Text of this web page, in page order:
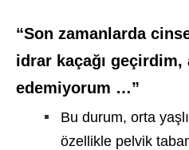
“Son zamanlarda
idrar kaçağı geçirdim,
edemiyorum …”
Bu durum, orta
özellikle pelvik